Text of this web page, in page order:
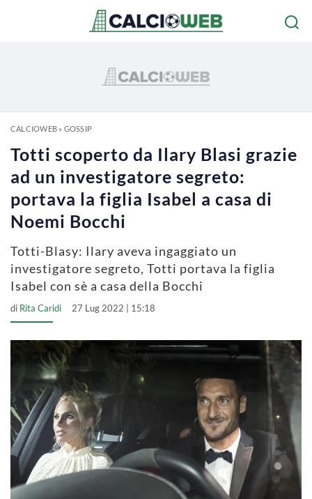
CALCIOWEB» GOSSIP
Totti scoperto da Ilary Blasi grazie
ad un investigatore segreto:
portava la figlia Isabel a casa di
Noemi Bocchi
Totti-Blasy: Ilary aveva ingaggiato un
investigatore segreto, Totti portava la figlia
Isabel con sè a casa della Bocchi
di Rita Caridi 27 Lug 2022 | 15:18